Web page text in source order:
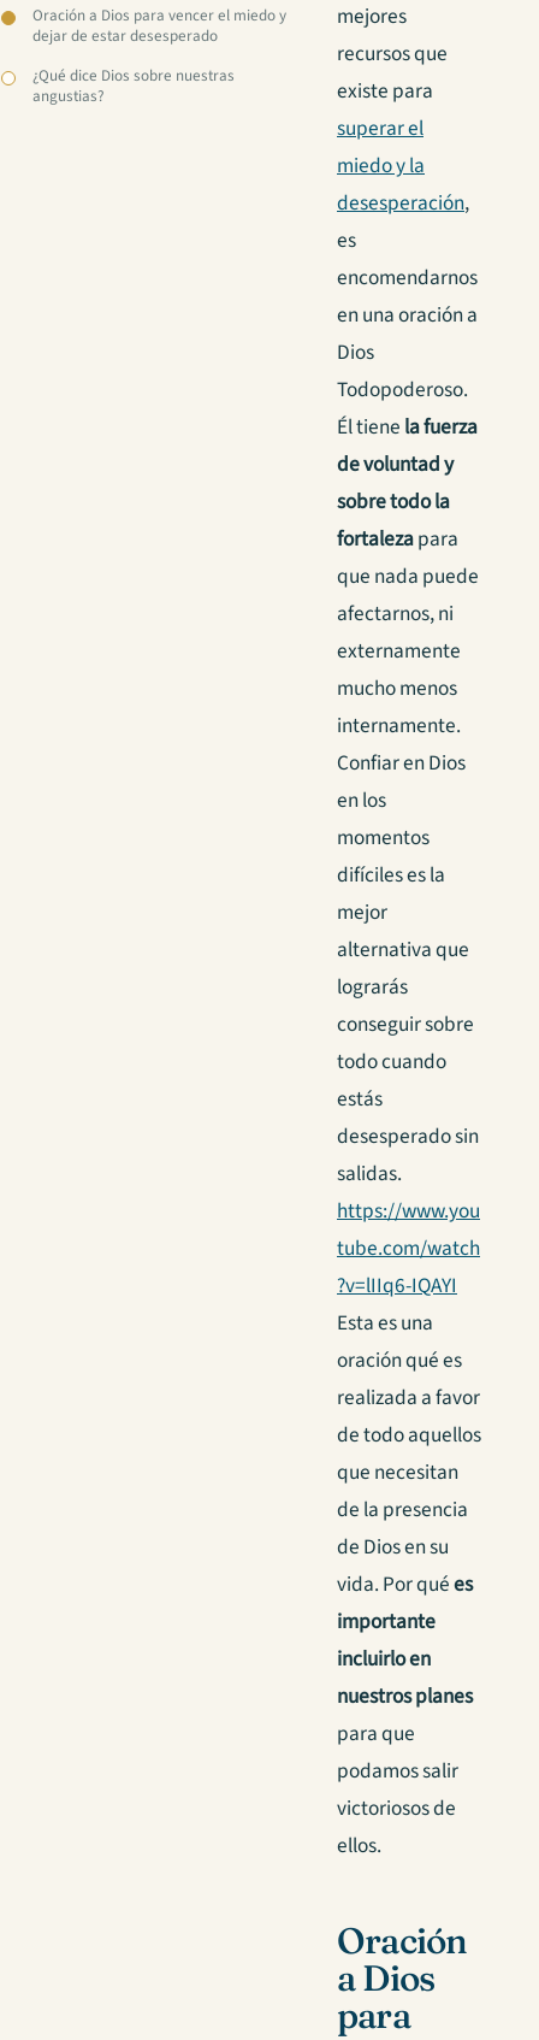
Oración a Dios para vencer el miedo y
dejar de estar desesperado
¿Qué dice Dios sobre nuestras
angustias?
mejores
recursos que
existe para
superar el
miedo y la
desesperación,
es
encomendarnos
en una oración a
Dios
Todopoderoso.
Él tiene la fuerza
de voluntad y
sobre todo la
fortalezapara
que nada puede
afectarnos, ni
externamente
mucho menos
internamente.
Confiar en Dios
en los
momentos
difíciles es la
mejor
alternativa que
lograrás
conseguir sobre
todo cuando
estás
desesperado sin
salidas.
https://www.you
tube.com/watch
?v=lIIq6-IQAYI
Esta es una
oración qué es
realizada a favor
de todo aquellos
que necesitan
de la presencia
de Dios en su
vida. Por quées
importante
incluirlo en
nuestros planes
para que
podamos salir
victoriosos de
ellos.
Oración
a Dios
para